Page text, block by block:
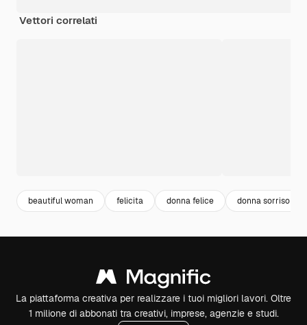
Vettori correlati
beautiful woman felicita donna felice donna sorriso
La piattaforma creativa per realizzare i tuoi migliori lavori. Oltre
1 milione di abbonati tra creativi, imprese, agenzie e studi.